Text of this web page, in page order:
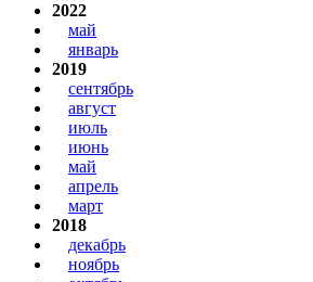
2022
май
январь
2019
сентябрь
август
июль
июнь
май
апрель
март
2018
декабрь
ноябрь